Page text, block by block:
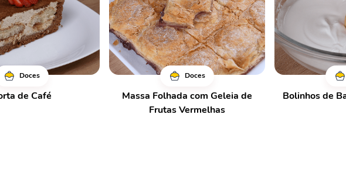
Doces
de Café
Doces
Massa Folhada com Geleia de
Frutas Vermelhas
Bolinhos de